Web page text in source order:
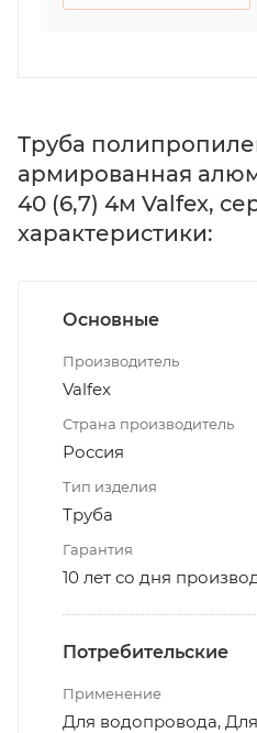
Труба
армированная
40 (6,7) 4м Valfex,
характеристики:
Основные
Производитель
Valfex
Страна производитель
Россия
Тип изделия
Труба
Гарантия
10 лет со дня
Потребительские
Применение
Для водопровода,